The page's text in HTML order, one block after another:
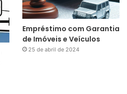
Empréstimo com Garantia
de Imóveis e Veículos
25 de abril de 2024